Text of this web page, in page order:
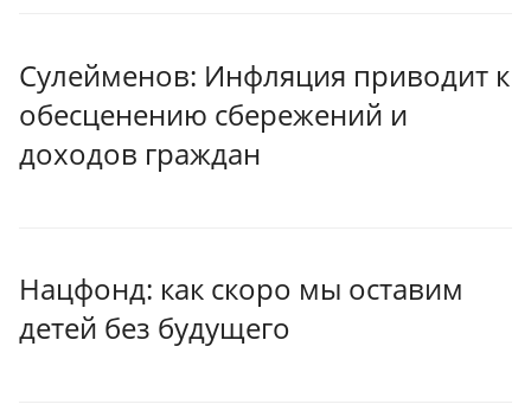
Сулейменов: Инфляция приводит к
обесценению сбережений и
доходов граждан
Нацфонд: как скоро мы оставим
детей без будущего